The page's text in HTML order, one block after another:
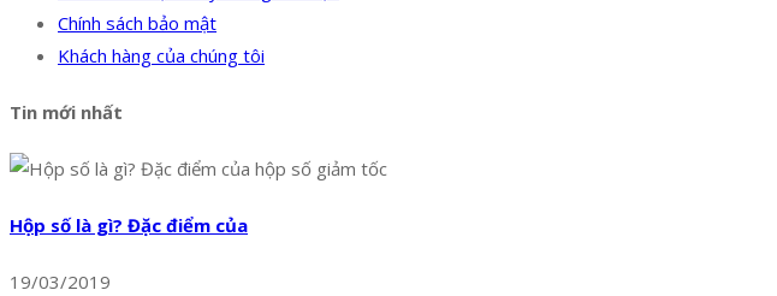
Chính sách bảo mật
Khách hàng của chúng tôi
Tin mới nhất
Hộp số là gì? Đặc điểm của
19/03/2019